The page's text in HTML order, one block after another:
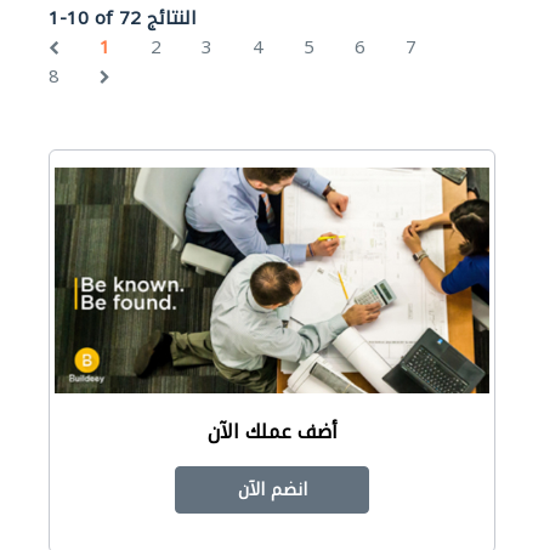
1-10 of 72 النتائج
1
2 3 4 5 6
7
8
أضف عملك الآن
انضم الآن